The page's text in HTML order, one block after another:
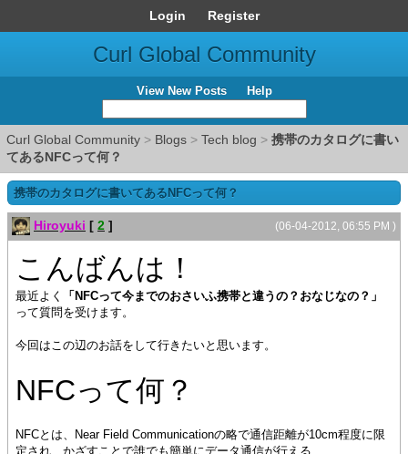
Login Register
Curl Global Community
View New Posts Help
Curl Global Community > Blogs > Tech blog > 携帯のカタログに書い
てあるNFCって何？
携帯のカタログに書いてあるNFCって何？
(06-04-2012, 06:55 PM )
Hiroyuki [ 2 ]
こんばんは！
最近よく
「NFCって今までのおさいふ携帯と違うの？おなじなの？」
って質問を受けます。
今回はこの辺のお話をして行きたいと思います。
NFCって何？
NFCとは、Near Field Communicationの略で通信距離が10cm程度に限
定され、かざすことで誰でも簡単にデータ通信が行える